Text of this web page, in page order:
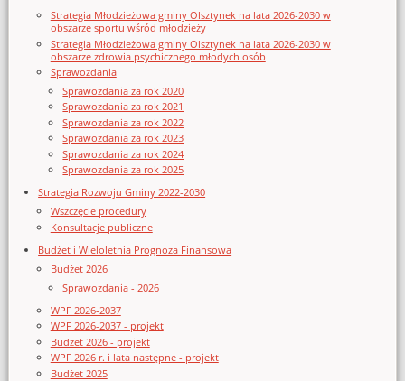
Strategia Młodzieżowa gminy Olsztynek na lata 2026-2030 w
obszarze sportu wśród młodzieży
Strategia Młodzieżowa gminy Olsztynek na lata 2026-2030 w
obszarze zdrowia psychicznego młodych osób
Sprawozdania
Sprawozdania za rok 2020
Sprawozdania za rok 2021
Sprawozdania za rok 2022
Sprawozdania za rok 2023
Sprawozdania za rok 2024
Sprawozdania za rok 2025
Strategia Rozwoju Gminy 2022-2030
Wszczęcie procedury
Konsultacje publiczne
Budżet i Wieloletnia Prognoza Finansowa
Budżet 2026
Sprawozdania - 2026
WPF 2026-2037
WPF 2026-2037 - projekt
Budżet 2026 - projekt
WPF 2026 r. i lata następne - projekt
Budżet 2025